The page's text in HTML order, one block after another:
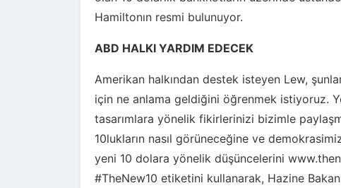
Hamiltonın resmi bulunuyor.
ABD HALKI YARDIM EDECEK
Amerikan halkından destek isteyen Lew,
için ne anlama geldiğini öğrenmek istiyoruz.
tasarımlara yönelik fikirlerinizi bizimle
10lukların nasıl görüneceğine ve
yeni 10 dolara yönelik düşüncelerini
#TheNew10 etiketini kullanarak, Hazine